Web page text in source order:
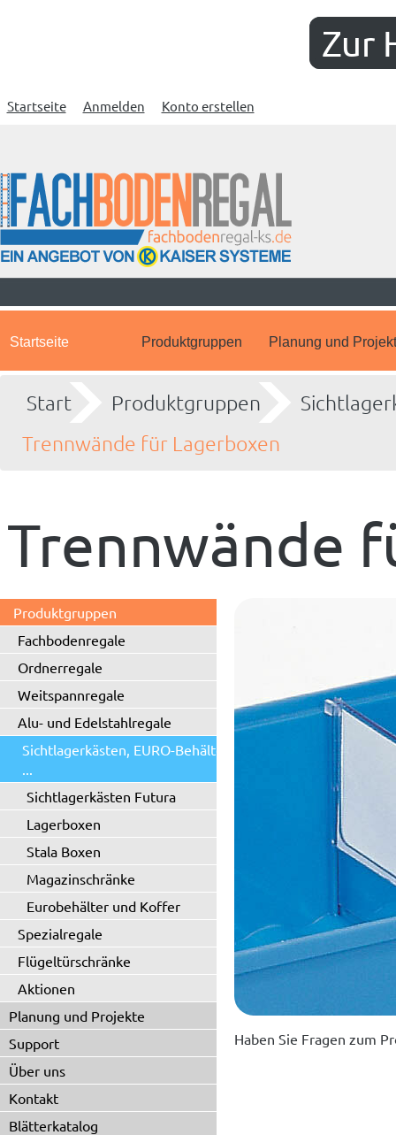
Zur
Startseite Anmelden Konto erstellen
Startseite Produktgruppen Planung und
Start Produktgruppen
Trennwände für Lagerboxen
Trennwände
Produktgruppen
Fachbodenregale
Ordnerregale
Weitspannregale
Alu- und Edelstahlregale
Sichtlagerkästen, EURO-Behälter
...
Sichtlagerkästen Futura
Lagerboxen
Stala Boxen
Magazinschränke
Eurobehälter und Koffer
Spezialregale
Flügeltürschränke
Aktionen
Planung und Projekte
Support
Über uns
Kontakt
Blätterkatalog
Haben Sie Fragen zum